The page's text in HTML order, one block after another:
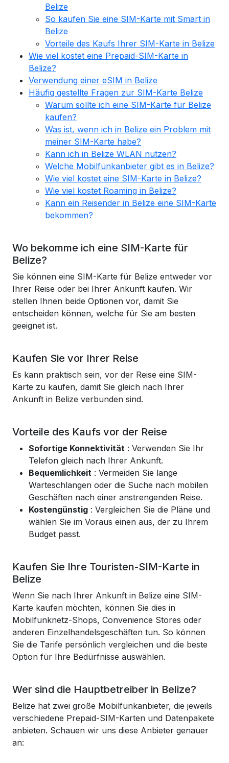
Belize
So kaufen Sie eine SIM-Karte mit Smart in
Belize
Vorteile des Kaufs Ihrer SIM-Karte in Belize
Wie viel kostet eine Prepaid-SIM-Karte in
Belize?
Verwendung einer eSIM in Belize
Häufig gestellte Fragen zur SIM-Karte Belize
Warum sollte ich eine SIM-Karte für Belize
kaufen?
Was ist, wenn ich in Belize ein Problem mit
meiner SIM-Karte habe?
Kann ich in Belize WLAN nutzen?
Welche Mobilfunkanbieter gibt es in Belize?
Wie viel kostet eine SIM-Karte in Belize?
Wie viel kostet Roaming in Belize?
Kann ein Reisender in Belize eine SIM-Karte
bekommen?
Wo bekomme ich eine SIM-Karte für
Belize?
Sie können eine SIM-Karte für Belize entweder vor
Ihrer Reise oder bei Ihrer Ankunft kaufen. Wir
stellen Ihnen beide Optionen vor, damit Sie
entscheiden können, welche für Sie am besten
geeignet ist.
Kaufen Sie vor Ihrer Reise
Es kann praktisch sein, vor der Reise eine SIM-
Karte zu kaufen, damit Sie gleich nach Ihrer
Ankunft in Belize verbunden sind.
Vorteile des Kaufs vor der Reise
Sofortige Konnektivität : Verwenden Sie Ihr
Telefon gleich nach Ihrer Ankunft.
Bequemlichkeit : Vermeiden Sie lange
Warteschlangen oder die Suche nach mobilen
Geschäften nach einer anstrengenden Reise.
Kostengünstig : Vergleichen Sie die Pläne und
wählen Sie im Voraus einen aus, der zu Ihrem
Budget passt.
Kaufen Sie Ihre Touristen-SIM-Karte in
Belize
Wenn Sie nach Ihrer Ankunft in Belize eine SIM-
Karte kaufen möchten, können Sie dies in
Mobilfunknetz-Shops, Convenience Stores oder
anderen Einzelhandelsgeschäften tun. So können
Sie die Tarife persönlich vergleichen und die beste
Option für Ihre Bedürfnisse auswählen.
Wer sind die Hauptbetreiber in Belize?
Belize hat zwei große Mobilfunkanbieter, die jeweils
verschiedene Prepaid-SIM-Karten und Datenpakete
anbieten. Schauen wir uns diese Anbieter genauer
an: